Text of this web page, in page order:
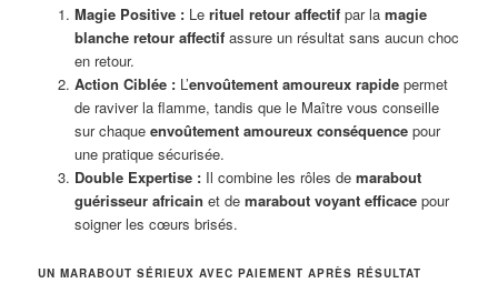
Magie Positive :Le rituel retour affectifpar la magie
blanche retour affectifassure un résultat sans aucun choc
en retour.
Action Ciblée :L’envoûtement amoureux rapidepermet
de raviver la flamme, tandis que le Maître vous conseille
sur chaque envoûtement amoureux conséquencepour
une pratique sécurisée.
Double Expertise :Il combine les rôles de marabout
guérisseur africain et de marabout voyant efficacepour
soigner les cœurs brisés.
UN MARABOUT SÉRIEUX AVEC PAIEMENT APRÈS RÉSULTAT